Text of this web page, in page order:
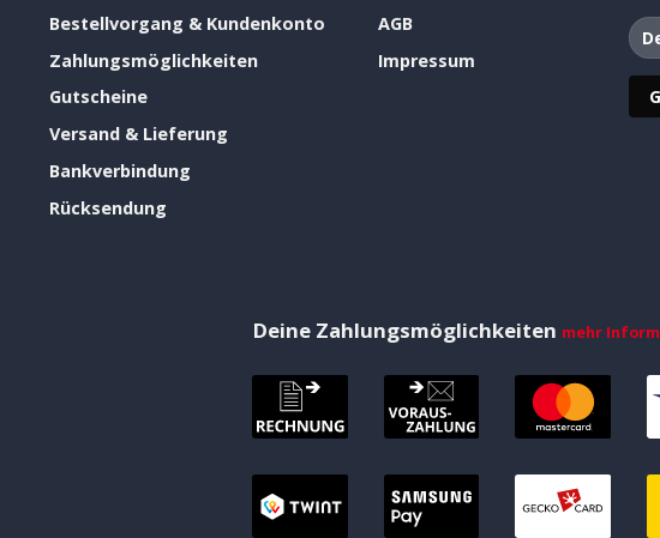
Bestellvorgang & Kundenkonto
Zahlungsmöglichkeiten
Gutscheine
Versand & Lieferung
Bankverbindung
Rücksendung
AGB
Impressum
Deine Zahlungsmöglichkeiten mehr